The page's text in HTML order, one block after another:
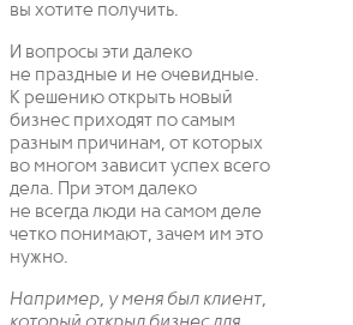
вы хотите получить.
И вопросы эти далеко
не праздные и не очевидные.
К решению открыть новый
бизнес приходят по самым
разным причинам, от которых
во многом зависит успех всего
дела. При этом далеко
не всегда люди на самом деле
четко понимают, зачем им это
нужно.
Например, у меня был клиент,